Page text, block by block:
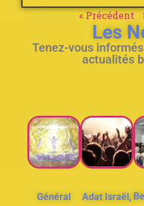
« Précédent
Les
Tenez-vous
actualités
Général
Adat Israël,